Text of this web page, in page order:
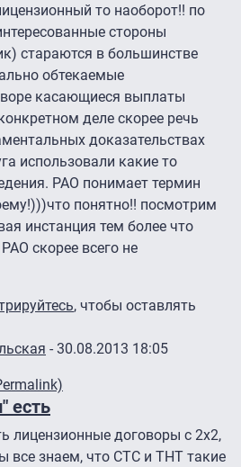
то наоборот!! по
стороны
стараются в большинстве
обтекаемые
касающиеся выплаты
деле скорее речь
доказательствах
использовали какие то
РАО понимает термин
понятно!! посмотрим
инстанция тем более что
скорее всего не
, чтобы оставлять
- 30.08.2013 18:05
есть
лицензионные договоры с 2х2,
все знаем, что СТС и ТНТ такие